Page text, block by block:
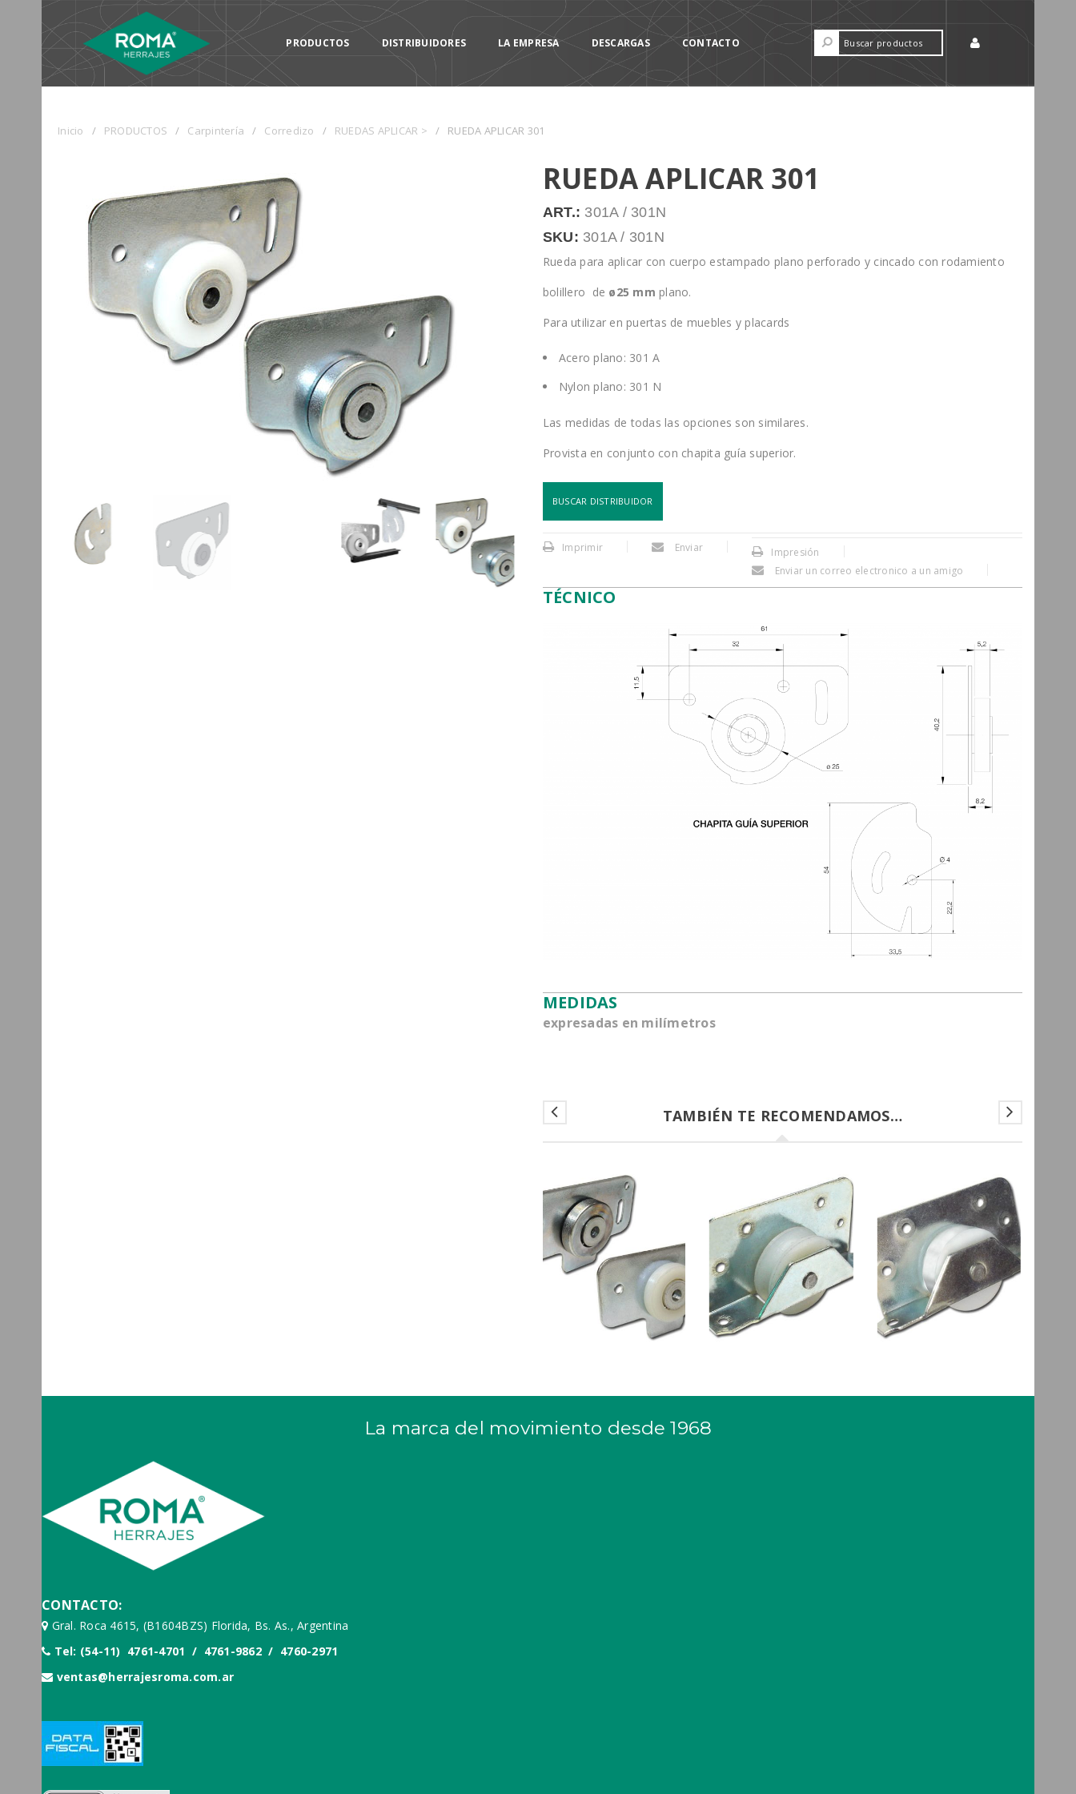
PRODUCTOS DISTRIBUIDORES LA EMPRESA DESCARGAS CONTACTO
Inicio / PRODUCTOS / Carpintería / Corredizo / RUEDAS APLICAR > / RUEDA APLICAR 301
RUEDA APLICAR 301
ART.: 301A / 301N
SKU: 301A / 301N
Rueda para aplicar con cuerpo estampado plano perforado y cincado con rodamiento
bolillero de ø25 mm plano.
Para utilizar en puertas de muebles y placards
Acero plano: 301 A
Nylon plano: 301 N
Las medidas de todas las opciones son similares.
Provista en conjunto con chapita guía superior.
BUSCAR DISTRIBUIDOR
Imprimir Enviar
Impresión
Enviar un correo electronico a un amigo
TÉCNICO
MEDIDAS
expresadas en milímetros
TAMBIÉN TE RECOMENDAMOS…
La marca del movimiento desde 1968
CONTACTO:
Gral. Roca 4615, (B1604BZS) Florida, Bs. As., Argentina
Tel: (54-11) 4761-4701 / 4761-9862 / 4760-2971
ventas@herrajesroma.com.ar